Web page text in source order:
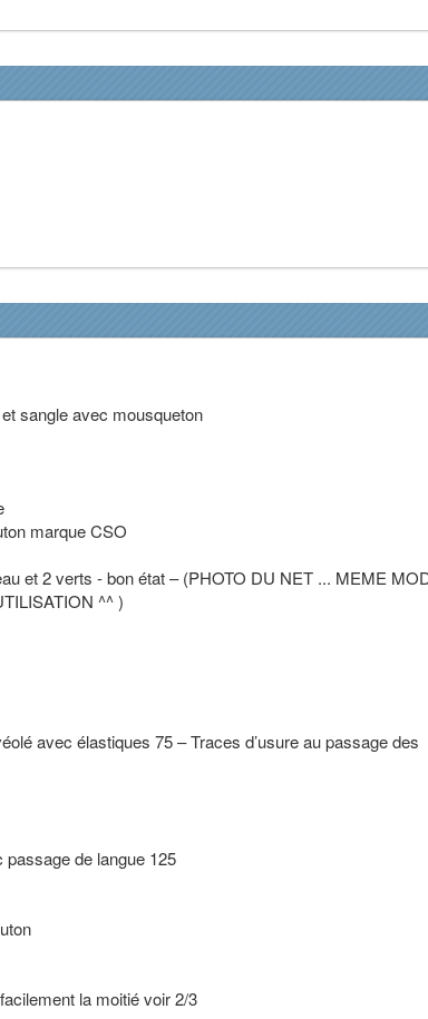
sangle avec mousqueton
marque CSO
et 2 verts - bon état – (PHOTO DU NET ... MEME
^^ )
avec élastiques 75 – Traces d’usure au passage des
de langue 125
la moitié voir 2/3